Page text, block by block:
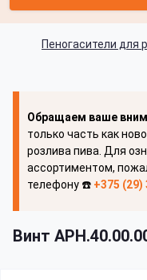
Пеногасители для
Обращаем ваше
только часть как
розлива пива. Для
ассортиментом,
телефону ☎️ +375 (29)
Винт